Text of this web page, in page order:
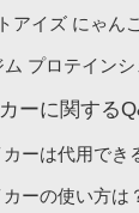
アイズ にゃん
プロテイン
ーに関する
ーは代用でき
ーの使い方は